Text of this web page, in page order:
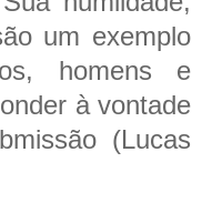
um exemplo
homens e
à vontade
(Lucas